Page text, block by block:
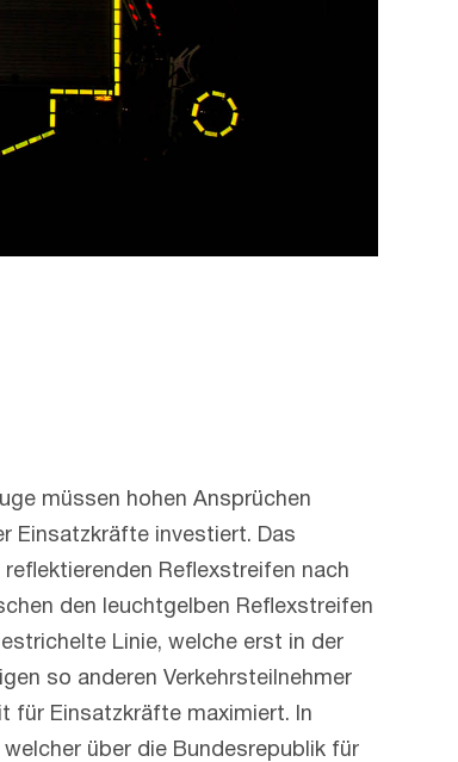
müssen hohen Ansprüchen
Einsatzkräfte investiert. Das
Reflexstreifen nach
den leuchtgelben Reflexstreifen
Linie, welche erst in der
so anderen Verkehrsteilnehmer
für Einsatzkräfte maximiert. In
über die Bundesrepublik für